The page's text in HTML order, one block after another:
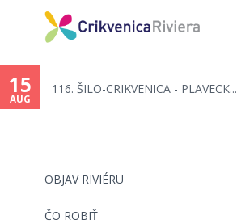
OBJAV RIVIÉRU
ČO ROBIŤ
15
AUG
116. ŠILO-CRIKVENICA - PLAVECK...
are
here